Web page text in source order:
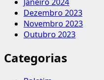
Dezembro 2023
Novembro 2023
Outubro 2023
Categorias